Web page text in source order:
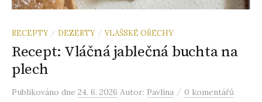
RECEPTY / DEZERTY / VLAŠSKÉ OŘECHY
Recept: Vláčná jablečná buchta na
plech
Publikováno dne 24. 6. 2026 Autor: Pavlína / 0 komentářů